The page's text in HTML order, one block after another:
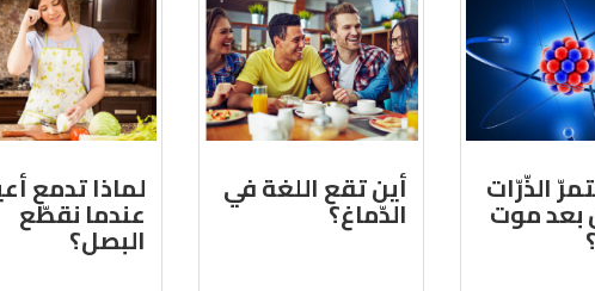
الذّرّات
بعد موت
أين تقع اللغة في
الدّماغ؟
لماذا تدمع
عندما نقطّع
البصل؟